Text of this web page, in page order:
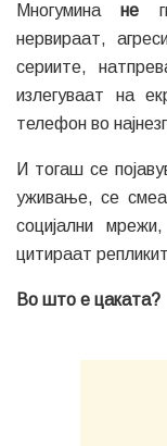
Многуминане
нервираат,
сериите,
излегуваат на
телефон во
И тогаш се
уживање, се
социјални
цитираат
Во што е цаката?